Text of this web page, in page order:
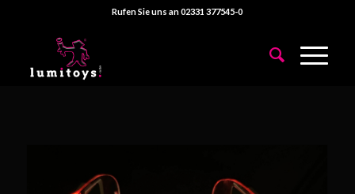
Rufen Sie uns an 02331 377545-0